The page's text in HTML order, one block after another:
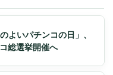
よいパチンコの日」、
総選挙開催へ